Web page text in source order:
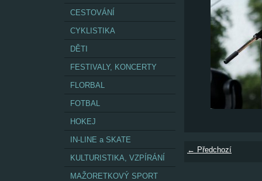
CESTOVÁNÍ
CYKLISTIKA
DĚTI
FESTIVALY, KONCERTY
FLORBAL
FOTBAL
HOKEJ
IN-LINE a SKATE
KULTURISTIKA, VZPÍRÁNÍ
MAŽORETKOVÝ SPORT
← Předchozí